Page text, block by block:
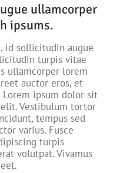
ullamcorper
ipsums.
id sollicitudin augue
turpis vitae
ullamcorper lorem
auctor eros, et
ipsum dolor sit
Vestibulum tortor
tempus sed
varius. Fusce
turpis
volutpat. Vivamus